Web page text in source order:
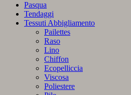
Pasqua
Tendaggi
Tessuti Abbigliamento
Pailettes
Raso
Lino
Chiffon
Ecopelliccia
Viscosa
Poliestere